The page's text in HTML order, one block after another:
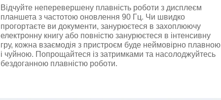
Відчуйте неперевершену плавність роботи з дисплеєм
планшета з частотою оновлення 90 Гц. Чи швидко
прогортаєте ви документи, занурюєтеся в захоплюючу
електронну книгу або повністю занурюєтеся в інтенсивну
гру, кожна взаємодія з пристроєм буде неймовірно плавною
і чуйною. Попрощайтеся із затримками та насолоджуйтесь
бездоганною плавністю роботи.